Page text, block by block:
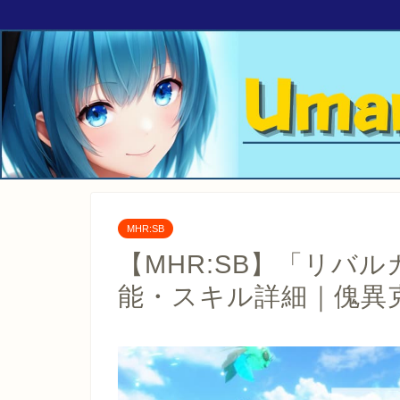
MHR:SB
【MHR:SB】「リバ
能・スキル詳細｜傀